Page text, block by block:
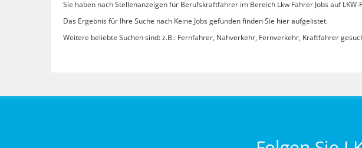
Sie haben nach Stellenanzeigen für Berufskraftfahrer im Bereich Lkw Fahrer Jobs auf
Das Ergebnis für Ihre Suche nach Keine Jobs gefunden finden Sie hier aufgelistet.
Weitere beliebte Suchen sind: z.B.: Fernfahrer, Nahverkehr, Fernverkehr, Kraftfahrer